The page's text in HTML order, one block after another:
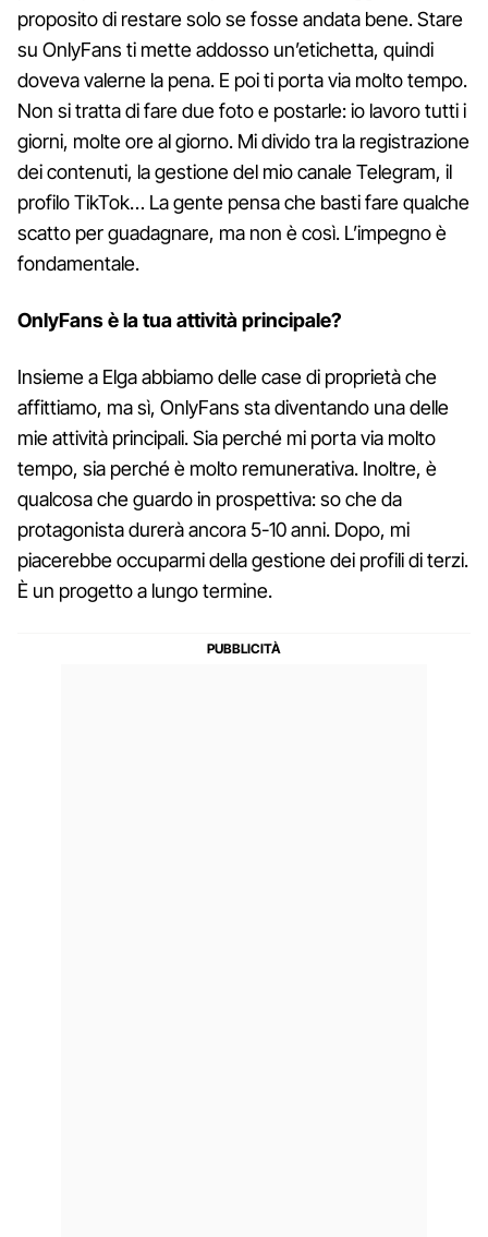
proposito di restare solo se fosse andata bene. Stare
su OnlyFans ti mette addosso un’etichetta, quindi
doveva valerne la pena. E poi ti porta via molto tempo.
Non si tratta di fare due foto e postarle: io lavoro tutti i
giorni, molte ore al giorno. Mi divido tra la registrazione
dei contenuti, la gestione del mio canale Telegram, il
profilo TikTok… La gente pensa che basti fare qualche
scatto per guadagnare, ma non è così. L’impegno è
fondamentale.
OnlyFans è la tua attività principale?
Insieme a Elga abbiamo delle case di proprietà che
affittiamo, ma sì, OnlyFans sta diventando una delle
mie attività principali. Sia perché mi porta via molto
tempo, sia perché è molto remunerativa. Inoltre, è
qualcosa che guardo in prospettiva: so che da
protagonista durerà ancora 5-10 anni. Dopo, mi
piacerebbe occuparmi della gestione dei profili di terzi.
È un progetto a lungo termine.